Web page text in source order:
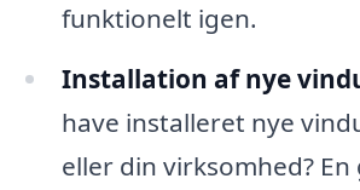
funktionelt igen.
Installation af nye
have installeret nye
eller din virksomhed?